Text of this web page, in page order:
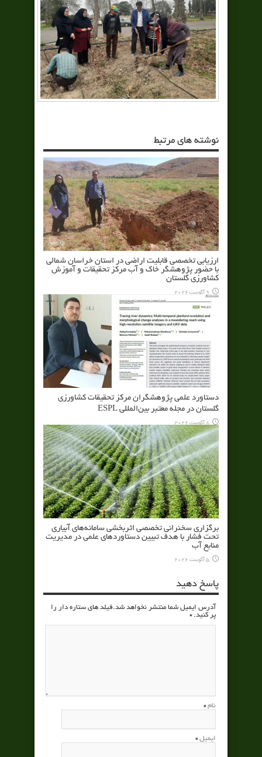
نوشته های مرتبط
ارزیابی تخصصی قابلیت اراضی در استان خراسان شمالی
با حضور پژوهشگر خاک و آب مرکز تحقیقات و آموزش
کشاورزی گلستان
9 آگوست 2026
دستاورد علمی پژوهشگران مرکز تحقیقات کشاورزی
گلستان در مجله معتبر بین‌المللی ESPL
8 آگوست 2026
برگزاری سخنرانی تخصصی اثربخشی سامانه‌های آبیاری
تحت فشار با هدف تبیین دستاوردهای علمی در مدیریت
منابع آب
5 آگوست 2026
پاسخ دهید
آدرس ایمیل شما منتشر نخواهد شد.فیلد های ستاره دار را
پر کنید.*
نام *
ایمیل *